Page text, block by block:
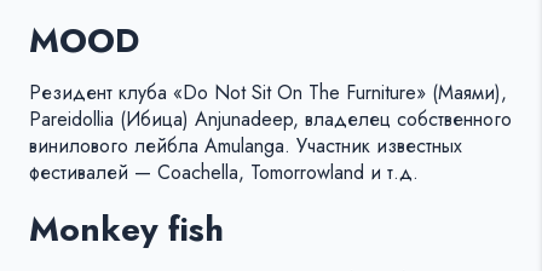
MOOD
Резидент клуба «Do Not Sit On The Furniture» (Маями),
Pareidollia (Ибица) Anjunadeep, владелец собственного
винилового лейбла Amulanga. Участник известных
фестивалей — Coachella, Tomorrowland и т.д.
Monkey fish